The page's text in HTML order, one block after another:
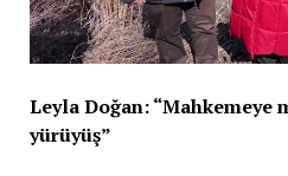
Leyla Doğan: “Mahkemeye
yürüyüş”